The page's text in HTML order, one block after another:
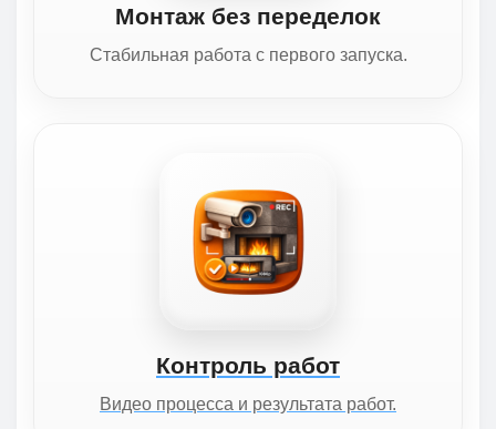
Монтаж без переделок
Стабильная работа с первого запуска.
Контроль работ
Видео процесса и результата работ.